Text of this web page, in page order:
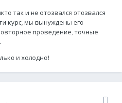
так и не отозвался отозвался
курс, мы вынуждены его
проведение, точные
и холодно!